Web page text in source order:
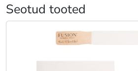
Seotud tooted